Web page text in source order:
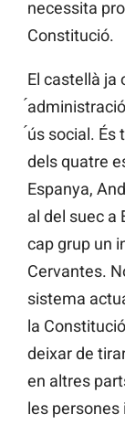
necessita
Constitució.
El castellà ja
́ús social. És
dels quatre
Espanya,
al del suec a
cap grup un
Cervantes.
sistema
la
deixar de
en altres
les persones